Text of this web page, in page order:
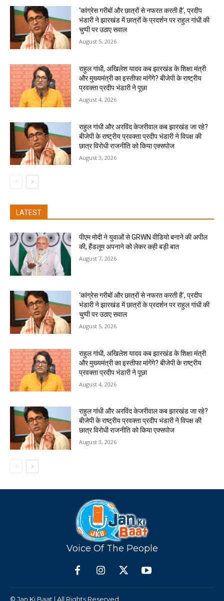
‘कांग्रेस गरीबों और छात्रों से नफरत करती है’, प्रदीप
भंडारी ने झारखंड में छात्रों के प्रदर्शन पर राहुल गांधी की
चुप्पी पर उठाए सवाल
August 5, 2026
राहुल गांधी, अखिलेश यादव कब झारखंड के शिक्षा मंत्री
और मुख्यमंत्री का इस्तीफा मांगेंगे? बीजेपी के राष्ट्रीय
प्रवक्ता प्रदीप भंडारी ने पूछा
August 4, 2026
राहुल गांधी और अरविंद केजरीवाल कब झारखंड जा रहे?
बीजेपी के राष्ट्रीय प्रवक्ता प्रदीप भंडारी ने विपक्ष की
छात्र विरोधी राजनीति को किया एक्सपोज
August 3, 2026
LATEST
पीएम मोदी ने युवाओं से GRWN वीडियो बनाने की अपील
की, हैंडलूम अपनाने को लेकर कही बड़ी बात
August 7, 2026
‘कांग्रेस गरीबों और छात्रों से नफरत करती है’, प्रदीप
भंडारी ने झारखंड में छात्रों के प्रदर्शन पर राहुल गांधी की
चुप्पी पर उठाए सवाल
August 5, 2026
राहुल गांधी, अखिलेश यादव कब झारखंड के शिक्षा मंत्री
और मुख्यमंत्री का इस्तीफा मांगेंगे? बीजेपी के राष्ट्रीय
प्रवक्ता प्रदीप भंडारी ने पूछा
August 4, 2026
राहुल गांधी और अरविंद केजरीवाल कब झारखंड जा रहे?
बीजेपी के राष्ट्रीय प्रवक्ता प्रदीप भंडारी ने विपक्ष की
छात्र विरोधी राजनीति को किया एक्सपोज
August 3, 2026
Voice Of The People
© Jan Ki Baat | All Rights Reserved